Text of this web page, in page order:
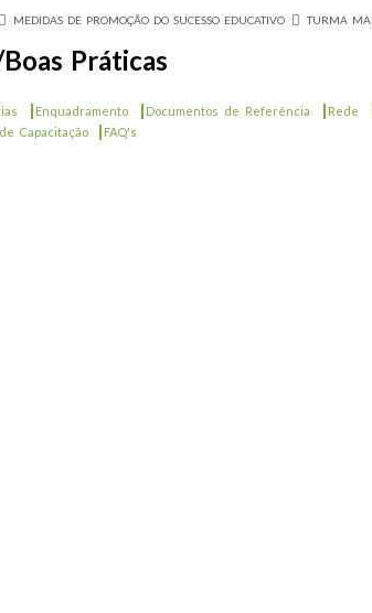
MEDIDAS DE PROMOÇÃO DO SUCESSO EDUCATIVO TURMA
Práticas
| Enquadramento | Documentos de Referência | Rede
Capacitação | FAQ's